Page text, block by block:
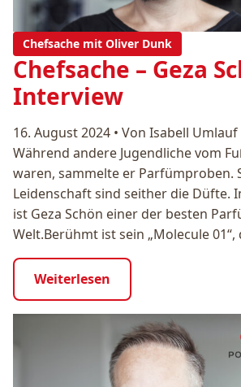
Chefsache mit Oliver Dunk
Chefsache – Geza
Interview
16. August 2024 • Von Isabell Umlauf
Während andere Jugendliche vom
waren, sammelte er Parfümproben.
Leidenschaft sind seither die Düfte.
ist Geza Schön einer der besten
Welt.Berühmt ist sein „Molecule
Weiterlesen